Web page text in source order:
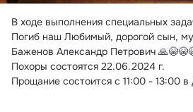
В ходе выполнения специальных
Погиб наш Любимый, дорогой сын,
Баженов Александр Петрович
Похоры состоятся 22.06.2024 г.
Прощание состоится с 11:00 - 13:00